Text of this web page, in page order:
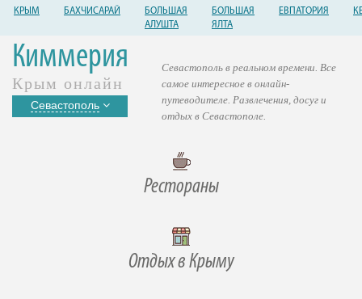
КРЫМ БАХЧИСАРАЙ
БОЛЬШАЯ
АЛУШТА
БОЛЬШАЯ
ЯЛТА
ЕВПАТОРИЯ
Киммерия
Крым онлайн
Севастополь
Рестораны
Отдых в Крыму
Севастополь в реальном времени. Все
самое интересное в онлайн-
путеводителе. Развлечения, досуг и
отдых в Севастополе.